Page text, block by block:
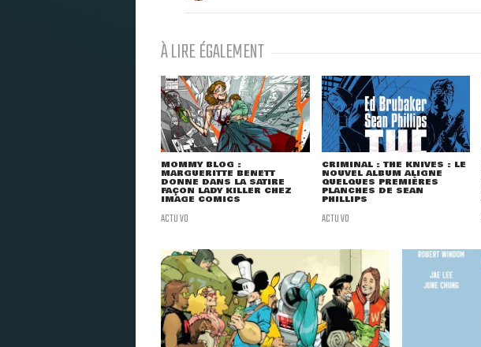
À LIRE ÉGALEMENT
MOMMY BLOG :
MARGUERITTE BENETT
DONNE DANS LA SATIRE
FAÇON LADY KILLER CHEZ
IMAGE COMICS
ACTU VO
CRIMINAL : THE KNIVES : LE
NOUVEL ALBUM ALIGNE
QUELQUES PREMIÈRES
PLANCHES DE SEAN
PHILLIPS
ACTU VO